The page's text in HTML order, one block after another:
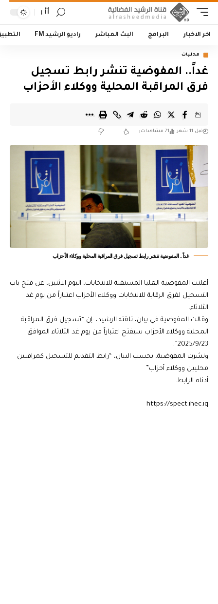
أأ
اخر الاخبار البرامج البث المباشر راديو الرشيد FM
محليات
غداً.. المفوضية تنشر رابط تسجيل
فرق المراقبة المحلية ووكلاء الأحزاب
قبل 11 شهر 71 مشاهدات
غداً.. المفوضية تنشر رابط تسجيل فرق المراقبة المحلية ووكلاء الأحزاب
أعلنت المفوضية العليا المستقلة للانتخابات، اليوم الاثنين، عن فتح باب
التسجيل لفرق الرقابة للانتخابات ووكلاء الأحزاب اعتباراً من يوم غد
الثلاثاء.
وقالت المفوضية في بيان، تلقته الرشيد، :إن “تسجيل فرق المراقبة
المحلية ووكلاء الأحزاب سيفتح اعتباراً من يوم غد الثلاثاء الموافق
2025/9/23”.
ونشرت المفوضية، بحسب البيان، “رابط التقديم للتسجيل كمراقبين
محليين ووكلاء أحزاب”
أدناه الرابط:
https://spect.ihec.iq